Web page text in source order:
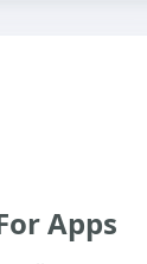
Apps